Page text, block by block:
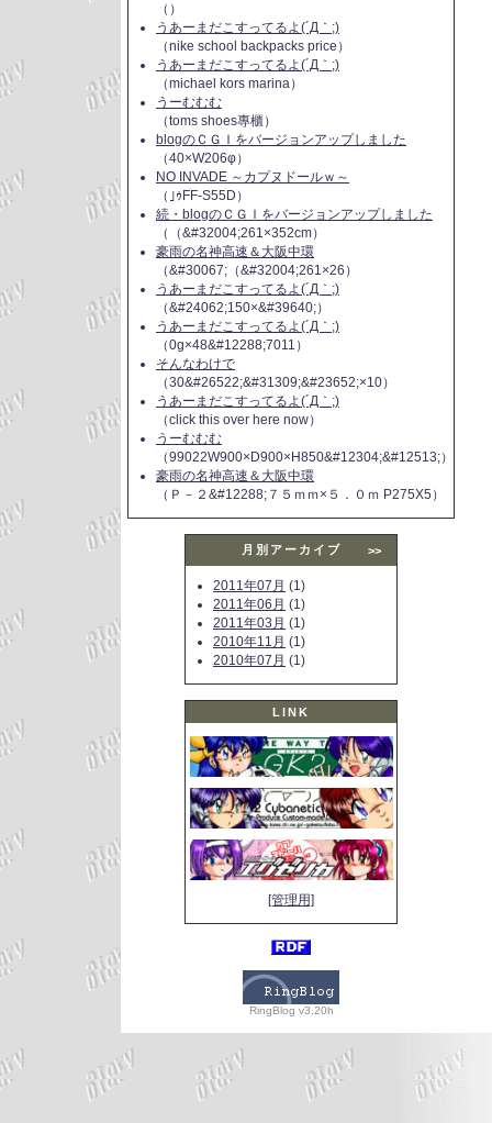
（）
うあーまだこすってるよ(´Д｀;)
（nike school backpacks price）
うあーまだこすってるよ(´Д｀;)
（michael kors marina）
うーむむむ
（toms shoes專櫃）
blogのＣＧＩをバージョンアップしました
（40×W206φ）
NO INVADE ～カプヌドールｗ～
（｣ｩFF-S55D）
続・blogのＣＧＩをバージョンアップしました
（（&#32004;261×352cm）
豪雨の名神高速＆大阪中環
（&#30067;（&#32004;261×26）
うあーまだこすってるよ(´Д｀;)
（&#24062;150×&#39640;）
うあーまだこすってるよ(´Д｀;)
（0g×48&#12288;7011）
そんなわけで
（30&#26522;&#31309;&#23652;×10）
うあーまだこすってるよ(´Д｀;)
（click this over here now）
うーむむむ
（99022W900×D900×H850&#12304;&#12513;）
豪雨の名神高速＆大阪中環
（Ｐ－２&#12288;７５ｍｍ×５．０ｍ P275X5）
月別アーカイブ >>
2011年07月 (1)
2011年06月 (1)
2011年03月 (1)
2010年11月 (1)
2010年07月 (1)
LINK
[管理用]
RingBlog v3.20h